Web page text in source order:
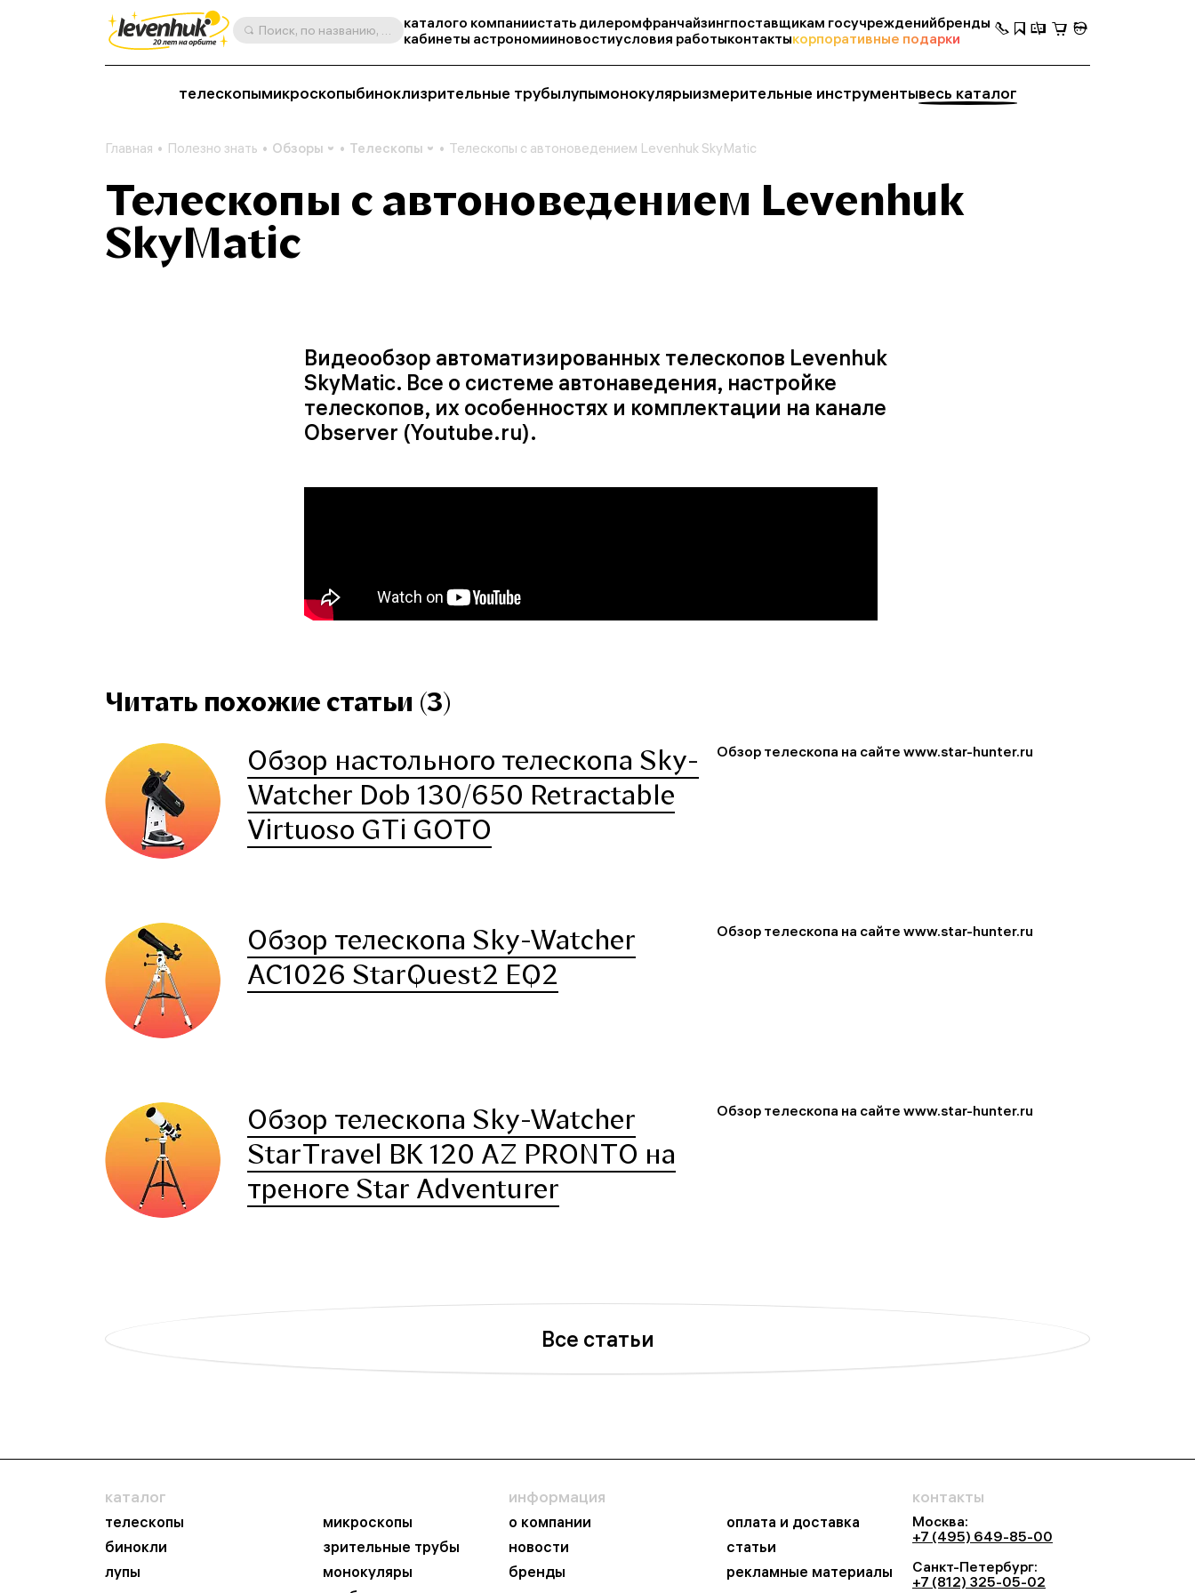
Поиск, по названию, артикулу, категории и др. каталого компаниистать дилеромфранчайзингпоставщикам госучрежденийбренды
кабинеты астрономииновостиусловия работыконтактыкорпоративные подарки
телескопымикроскопыбиноклизрительные трубылупымонокулярыизмерительные инструментывесь каталог
Главная Полезно знать Обзоры Телескопы Телескопы с автоноведением Levenhuk SkyMatic
Телескопы с автоноведением Levenhuk
SkyMatic
Видеообзор автоматизированных телескопов Levenhuk
SkyMatic. Все о системе автонаведения, настройке
телескопов, их особенностях и комплектации на канале
Observer (Youtube.ru).
Читать похожие статьи (3)
Обзор настольного телескопа Sky-
Watcher Dob 130/650 Retractable
Virtuoso GTi GOTO
Обзор телескопа на сайте www.star-hunter.ru
Обзор телескопа Sky-Watcher
AC1026 StarQuest2 EQ2
Обзор телескопа на сайте www.star-hunter.ru
Обзор телескопа Sky-Watcher
StarTravel BK 120 AZ PRONTO на
треноге Star Adventurer
Обзор телескопа на сайте www.star-hunter.ru
Все статьи
каталог
телескопы
микроскопы
бинокли
зрительные трубы
лупы
монокуляры
информация
о компании
оплата и доставка
новости
статьи
бренды
рекламные материалы
контакты
Москва:
+7 (495) 649-85-00
Санкт-Петербург:
+7 (812) 325-05-02